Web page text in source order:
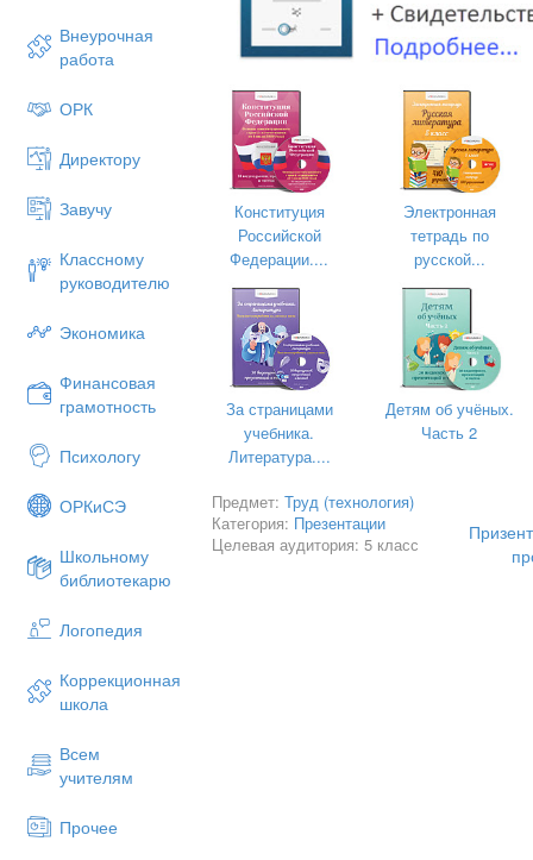
Внеурочная
работа
ОРК
Директору
Завучу
Классному
руководителю
Экономика
Финансовая
грамотность
Психологу
ОРКиСЭ
Школьному
библиотекарю
Логопедия
Коррекционная
школа
Всем
учителям
Прочее
Конституция
Российской
Федерации....
Электронная
тетрадь по
русской...
За страницами
учебника.
Литература....
Детям об учёных.
Часть 2
Предмет:Труд (технология)
Категория: Презентации
Целевая аудитория: 5 класс